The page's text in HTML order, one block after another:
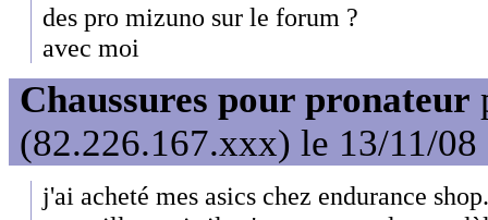
des pro mizuno sur le forum ?
avec moi
Chaussures pour pronateur
(82.226.167.xxx) le 13/11/08
j'ai acheté mes asics chez endurance